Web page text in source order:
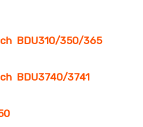
BDU310/350/365
BDU3740/3741